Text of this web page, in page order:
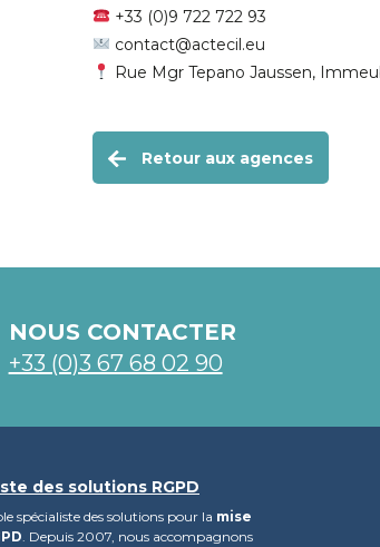
+33 (0)9 722 722 93
contact@actecil.eu
Rue Mgr Tepano Jaussen,
Retour aux agences
NOUS CONTACTER
+33 (0)3 67 68 02 90
des solutions RGPD
spécialiste des solutions pour la mise
. Depuis 2007, nous accompagnons